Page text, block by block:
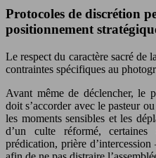
Protocoles de discrétion
positionnement
Le respect du caractère sacré de
contraintes spécifiques au
Avant même de déclencher, le
doit s’accorder avec le pasteur
les moments sensibles et les
d’un culte réformé,
prédication, prière